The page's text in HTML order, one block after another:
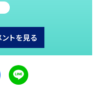
トを見る